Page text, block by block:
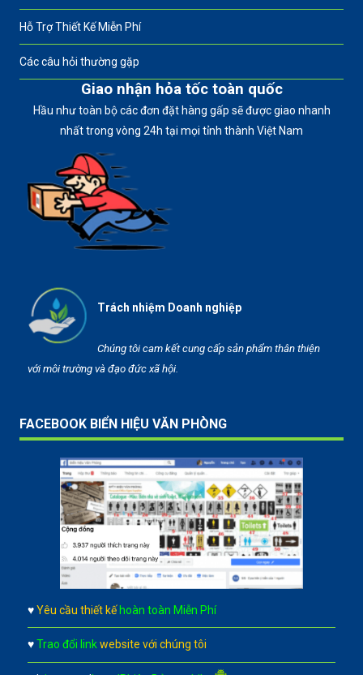
Hỗ Trợ Thiết Kế Miễn Phí
Các câu hỏi thường gặp
Giao nhận hỏa tốc toàn quốc
Hầu như toàn bộ các đơn đặt hàng gấp sẽ được giao nhanh
nhất trong vòng 24h tại mọi tỉnh thành Việt Nam
Trách nhiệm Doanh nghiệp
Chúng tôi cam kết cung cấp sản phẩm thân thiện
với môi trường và đạo đức xã hội.
FACEBOOK BIỂN HIỆU VĂN PHÒNG
♥ Yêu cầu thiết kếhoàn toàn Miễn Phí
♥ Trao đổi link website với chúng tôi